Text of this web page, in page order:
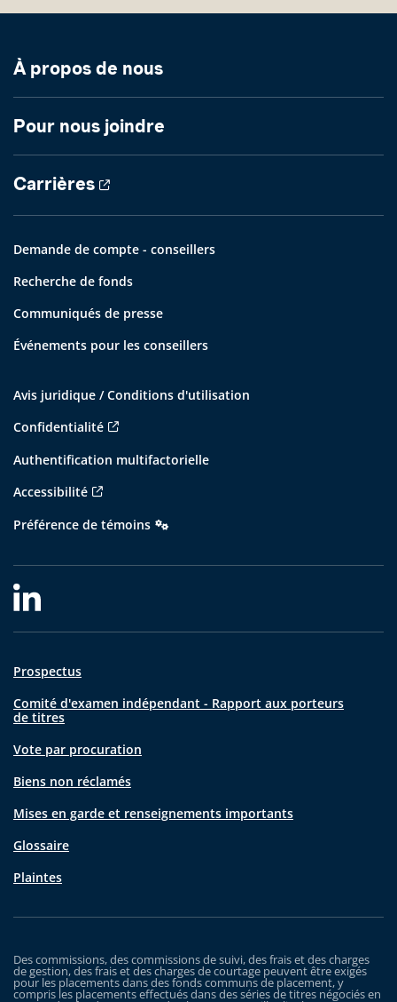
À propos de nous
Pour nous joindre
Carrières
Demande de compte - conseillers
Recherche de fonds
Communiqués de presse
Événements pour les conseillers
Avis juridique / Conditions d'utilisation
Confidentialité
Authentification multifactorielle
Accessibilité
Préférence de témoins
Prospectus
Comité d'examen indépendant - Rapport aux porteurs
de titres
Vote par procuration
Biens non réclamés
Mises en garde et renseignements importants
Glossaire
Plaintes
Des commissions, des commissions de suivi, des frais et des charges
de gestion, des frais et des charges de courtage peuvent être exigés
pour les placements dans des fonds communs de placement, y
compris les placements effectués dans des séries de titres négociés en